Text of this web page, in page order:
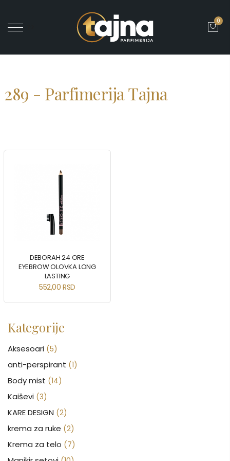
0
289 - Parfimerija Tajna
DEBORAH 24 ORE
EYEBROW OLOVKA LONG
LASTING
552,00RSD
Kategorije
Aksesoari (5)
anti-perspirant (1)
Body mist (14)
Kaiševi (3)
KARE DESIGN (2)
krema za ruke (2)
Krema za telo (7)